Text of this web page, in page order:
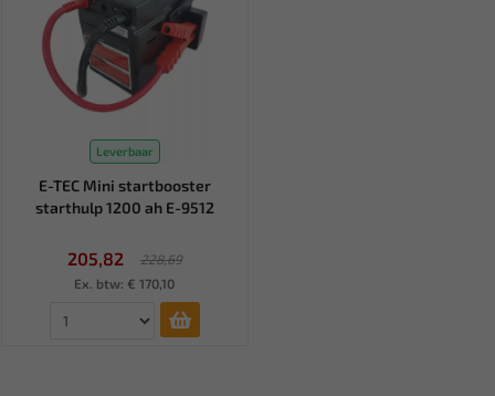
Leverbaar
E-TEC Mini startbooster
starthulp 1200 ah E-9512
205,82
228,69
Ex. btw: € 170,10